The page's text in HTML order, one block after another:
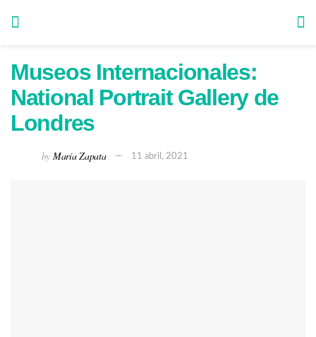
Museos Internacionales:
National Portrait Gallery de
Londres
by María Zapata 11 abril, 2021